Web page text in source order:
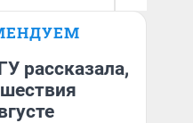
рассказала,